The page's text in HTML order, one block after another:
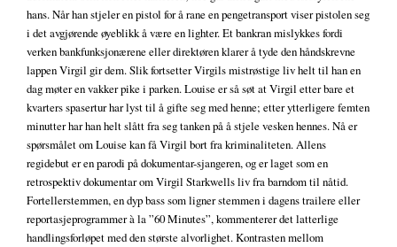
hans. Når han stjeler en pistol for å rane en pengetransport viser pistolen seg
i det avgjørende øyeblikk å være en lighter. Et bankran mislykkes fordi
verken bankfunksjonærene eller direktøren klarer å tyde den håndskrevne
lappen Virgil gir dem. Slik fortsetter Virgils mistrøstige liv helt til han en
dag møter en vakker pike i parken. Louise er så søt at Virgil etter bare et
kvarters spasertur har lyst til å gifte seg med henne; etter ytterligere femten
minutter har han helt slått fra seg tanken på å stjele vesken hennes. Nå er
spørsmålet om Louise kan få Virgil bort fra kriminaliteten. Allens
regidebut er en parodi på dokumentar-sjangeren, og er laget som en
retrospektiv dokumentar om Virgil Starkwells liv fra barndom til nåtid.
Fortellerstemmen, en dyp bass som ligner stemmen i dagens trailere eller
reportasjeprogrammer à la ”60 Minutes”, kommenterer det latterlige
handlingsforløpet med den største alvorlighet. Kontrasten mellom